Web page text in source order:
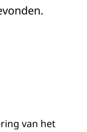
van het